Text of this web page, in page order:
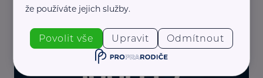
že používáte jejich služby.
Povolit vše Upravit Odmítnout